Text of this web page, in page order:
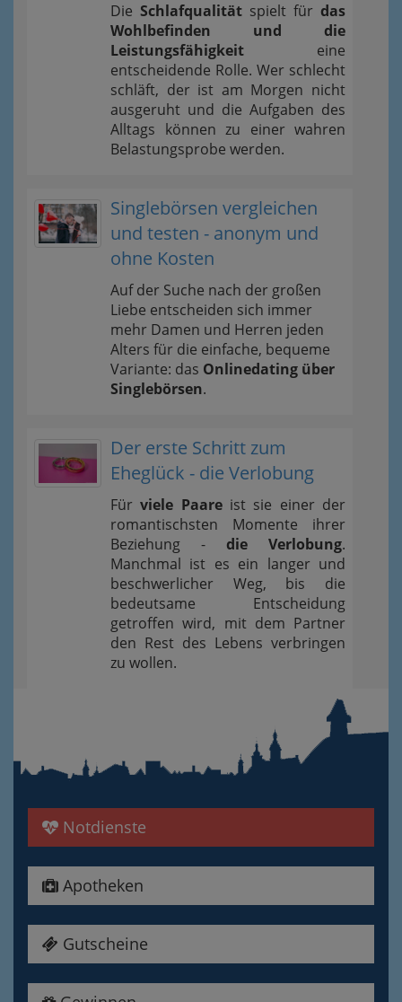
Die Schlafqualität spielt für das
Wohlbefinden und die
Leistungsfähigkeit eine
entscheidende Rolle. Wer schlecht
schläft, der ist am Morgen nicht
ausgeruht und die Aufgaben des
Alltags können zu einer wahren
Belastungsprobe werden.
Singlebörsen vergleichen
und testen - anonym und
ohne Kosten
Auf der Suche nach der großen
Liebe entscheiden sich immer
mehr Damen und Herren jeden
Alters für die einfache, bequeme
Variante: das Onlinedating über
Singlebörsen.
Der erste Schritt zum
Eheglück - die Verlobung
Fürviele Paareist sie einer der
romantischsten Momente ihrer
Beziehung - die Verlobung.
Manchmal ist es ein langer und
beschwerlicher Weg, bis die
bedeutsame Entscheidung
getroffen wird, mit dem Partner
den Rest des Lebens verbringen
zu wollen.
Notdienste
Apotheken
Gutscheine